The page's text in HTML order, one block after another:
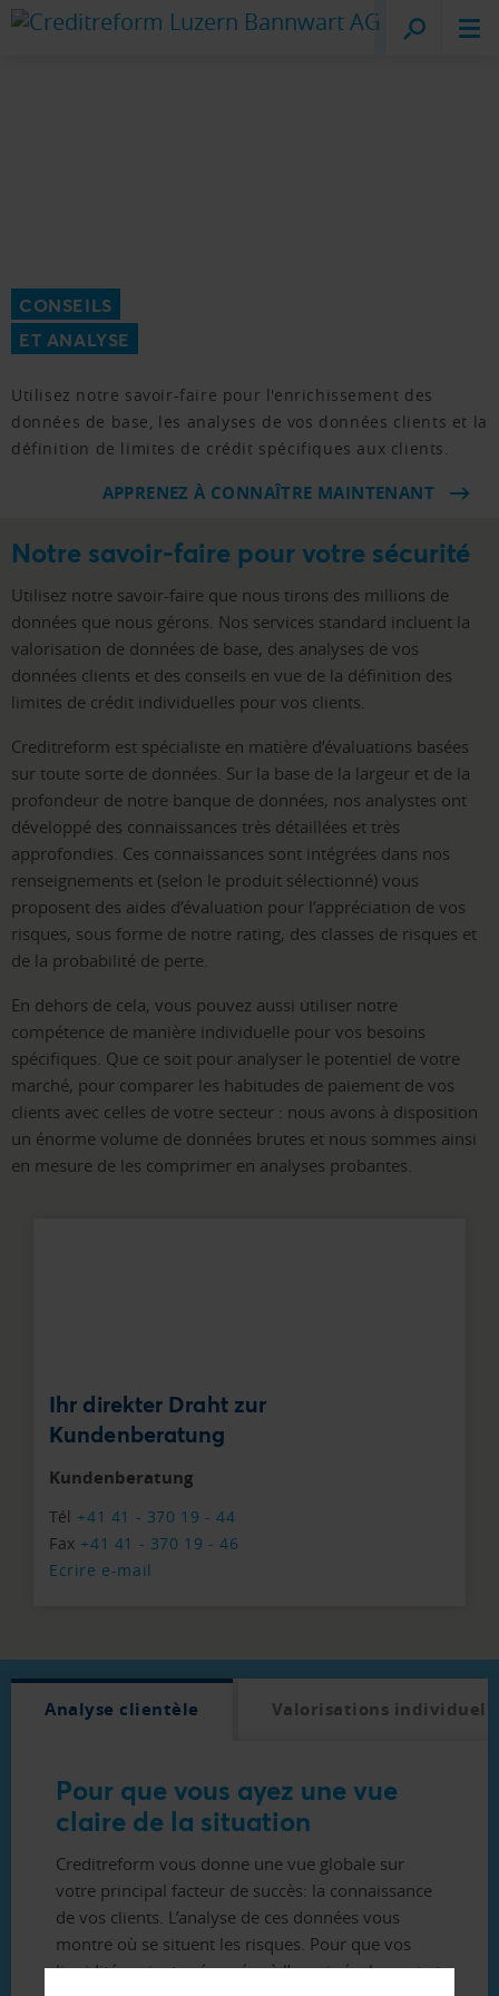
Creditreform
Lucerne
CONSEILS
ET ANALYSE
Utilisez notre savoir-faire pour l'enrichissement des
données de base, les analyses de vos données clients et la
définition de limites de crédit spécifiques aux clients.
APPRENEZ À CONNAÎTRE MAINTENANT
Notre savoir-faire pour votre sécurité
Utilisez notre savoir-faire que nous tirons des millions de
données que nous gérons. Nos services standard incluent la
valorisation de données de base, des analyses de vos
données clients et des conseils en vue de la définition des
limites de crédit individuelles pour vos clients.
Creditreform est spécialiste en matière d’évaluations basées
sur toute sorte de données. Sur la base de la largeur et de la
profondeur de notre banque de données, nos analystes ont
développé des connaissances très détaillées et très
approfondies. Ces connaissances sont intégrées dans nos
renseignements et (selon le produit sélectionné) vous
proposent des aides d’évaluation pour l’appréciation de vos
risques, sous forme de notre rating, des classes de risques et
de la probabilité de perte.
En dehors de cela, vous pouvez aussi utiliser notre
compétence de manière individuelle pour vos besoins
spécifiques. Que ce soit pour analyser le potentiel de votre
marché, pour comparer les habitudes de paiement de vos
clients avec celles de votre secteur : nous avons à disposition
un énorme volume de données brutes et nous sommes ainsi
en mesure de les comprimer en analyses probantes.
Ihr direkter Draht zur
Kundenberatung
Kundenberatung
Tél +41 41 - 370 19 - 44
Fax +41 41 - 370 19 - 46
Ecrire e-mail
Analyse clientèle Valorisations
Pour que vous ayez une vue
claire de la situation
Creditreform vous donne une vue globale sur
votre principal facteur de succès: la connaissance
de vos clients. L’analyse de ces données vous
montre où se situent les risques. Pour que vos
liquidités soient préservées à l’avenir également et